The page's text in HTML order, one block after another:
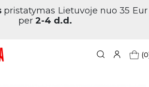
pristatymas Lietuvoje nuo 35 Eur
per 2-4 d.d.